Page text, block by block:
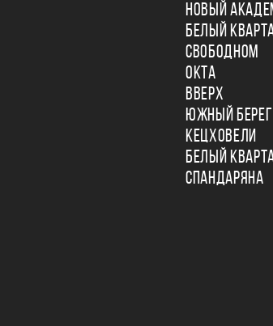
НОВЫЙ
БЕЛЫЙ
СВОБОДНОМ
ОКТА
ВВЕРХ
ЮЖНЫЙ БЕРЕГ
КЕЦХОВЕЛИ
БЕЛЫЙ
СПАНДАРЯНА